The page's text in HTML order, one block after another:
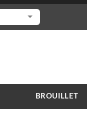
BROUILLET